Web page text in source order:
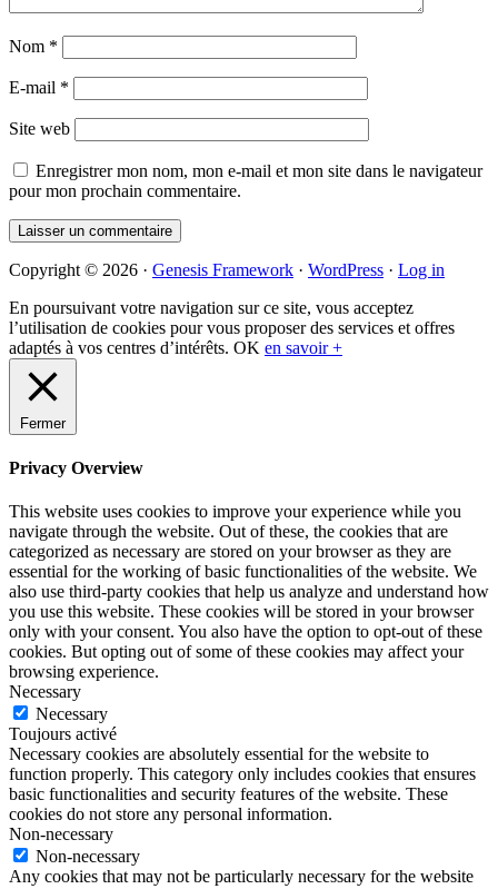
Nom *
E-mail *
Site web
Enregistrer mon nom, mon e-mail et mon site dans le navigateur
pour mon prochain commentaire.
Primary
Sidebar
Copyright © 2026 · Genesis Framework · WordPress · Log in
En poursuivant votre navigation sur ce site, vous acceptez
l’utilisation de cookies pour vous proposer des services et offres
adaptés à vos centres d’intérêts. OK en savoir +
Fermer
Privacy Overview
This website uses cookies to improve your experience while you
navigate through the website. Out of these, the cookies that are
categorized as necessary are stored on your browser as they are
essential for the working of basic functionalities of the website. We
also use third-party cookies that help us analyze and understand how
you use this website. These cookies will be stored in your browser
only with your consent. You also have the option to opt-out of these
cookies. But opting out of some of these cookies may affect your
browsing experience.
Necessary
Necessary
Toujours activé
Necessary cookies are absolutely essential for the website to
function properly. This category only includes cookies that ensures
basic functionalities and security features of the website. These
cookies do not store any personal information.
Non-necessary
Non-necessary
Any cookies that may not be particularly necessary for the website